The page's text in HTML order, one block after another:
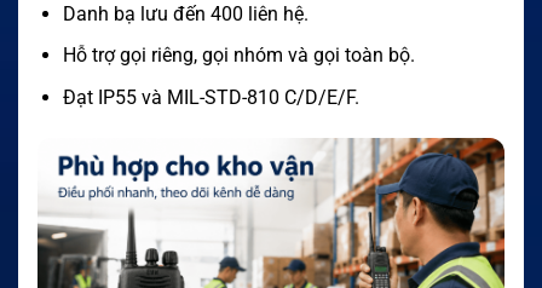
Danh bạ lưu đến 400 liên hệ.
Hỗ trợ gọi riêng, gọi nhóm và gọi toàn bộ.
Đạt IP55 và MIL-STD-810 C/D/E/F.